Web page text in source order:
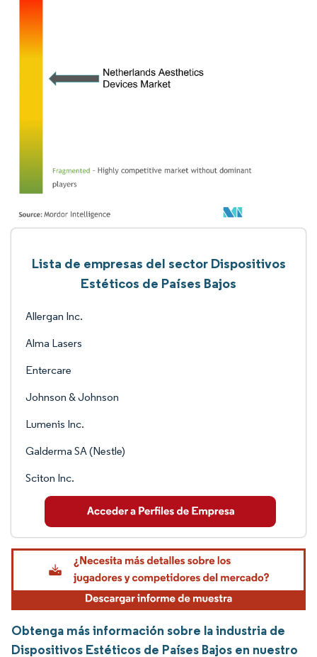
Lista de empresas del sector Dispositivos
Estéticos de Países Bajos
Allergan Inc.
Alma Lasers
Entercare
Johnson & Johnson
Lumenis Inc.
Galderma SA (Nestle)
Sciton Inc.
Obtenga más información sobre la industria de
Dispositivos Estéticos de Países Bajos en nuestro